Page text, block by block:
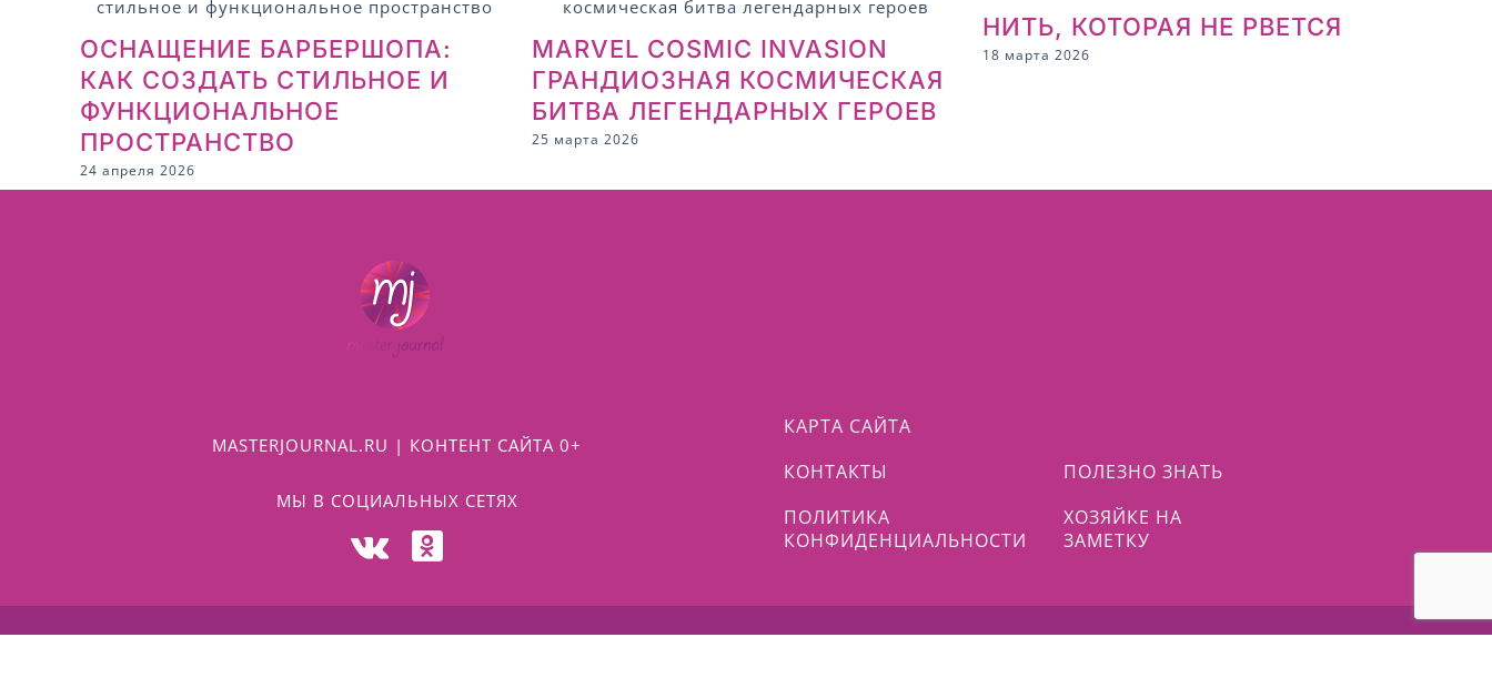
ОСНАЩЕНИЕ БАРБЕРШОПА:
КАК СОЗДАТЬ СТИЛЬНОЕ И
ФУНКЦИОНАЛЬНОЕ
ПРОСТРАНСТВО
24 апреля 2026
MARVEL COSMIC INVASION
ГРАНДИОЗНАЯ КОСМИЧЕСКАЯ
БИТВА ЛЕГЕНДАРНЫХ ГЕРОЕВ
25 марта 2026
НИТЬ, КОТОРАЯ НЕ РВЕТСЯ
18 марта 2026
MASTERJOURNAL.RU | КОНТЕНТ САЙТА 0+
МЫ В СОЦИАЛЬНЫХ СЕТЯХ
КАРТА САЙТА
КОНТАКТЫ
ПОЛИТИКА
КОНФИДЕНЦИАЛЬНОСТИ
ПОЛЕЗНО ЗНАТЬ
ХОЗЯЙКЕ НА
ЗАМЕТКУ